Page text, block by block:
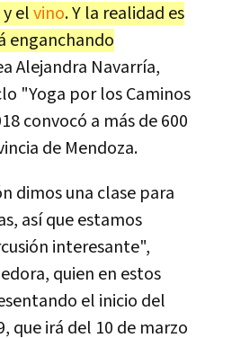
elvino. Y la realidad es
enganchando
Alejandra Navarría,
"Yoga por los Caminos
convocó a más de 600
de Mendoza.
dimos una clase para
así que estamos
interesante",
quien en estos
el inicio del
que irá del 10 de marzo